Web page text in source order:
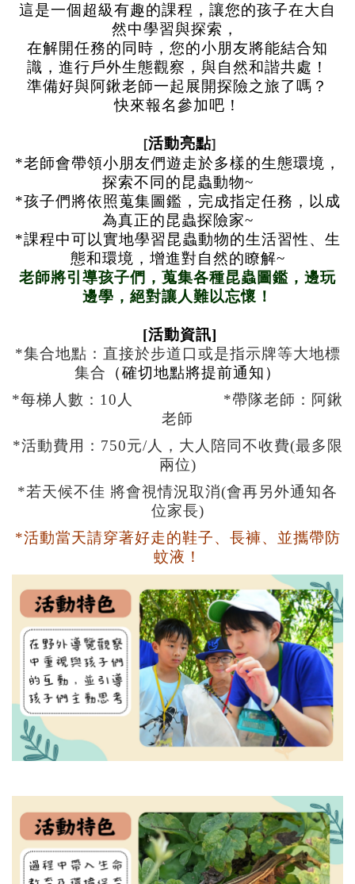
這是一個超級有趣的課程，讓您的孩子在大自
然中學習與探索，
在解開任務的同時，您的小朋友將能結合知
識，進行戶外生態觀察，與自然和諧共處！
準備好與阿鍬老師一起展開探險之旅了嗎？
快來報名參加吧！
[活動亮點]
*老師會帶領小朋友們遊走於多樣的生態環境，
探索不同的昆蟲動物~
*孩子們將依照蒐集圖鑑，完成指定任務，以成
為真正的昆蟲探險家~
*課程中可以實地學習昆蟲動物的生活習性、生
態和環境，增進對自然的瞭解~
老師將引導孩子們，蒐集各種昆蟲圖鑑，邊玩
邊學，絕對讓人難以忘懷！
[活動資訊]
*集合地點：直接於步道口或是指示牌等大地標
集合 （確切地點將提前通知）
*每梯人數：1 0 人 *帶隊老師：阿鍬
老師
*活動費用：750元/人，大人陪同不收費(最多限
兩位)
*若天候不佳 將會視情況取消(會再另外通知各
位家長)
*活動當天請穿著好走的鞋子、長褲、 並攜帶防
蚊液！